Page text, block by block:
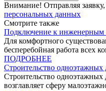
Внимание! Отправляя
персональных данных
Смотрите также
Подключение к инженерным
Для комфортного
бесперебойная работа всех
ПОДРОБНЕЕ
Строительство одноэтажных
Строительство
возглавляет сферу